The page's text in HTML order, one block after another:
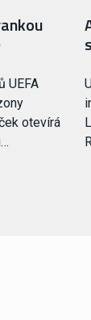
UEFA
otevírá